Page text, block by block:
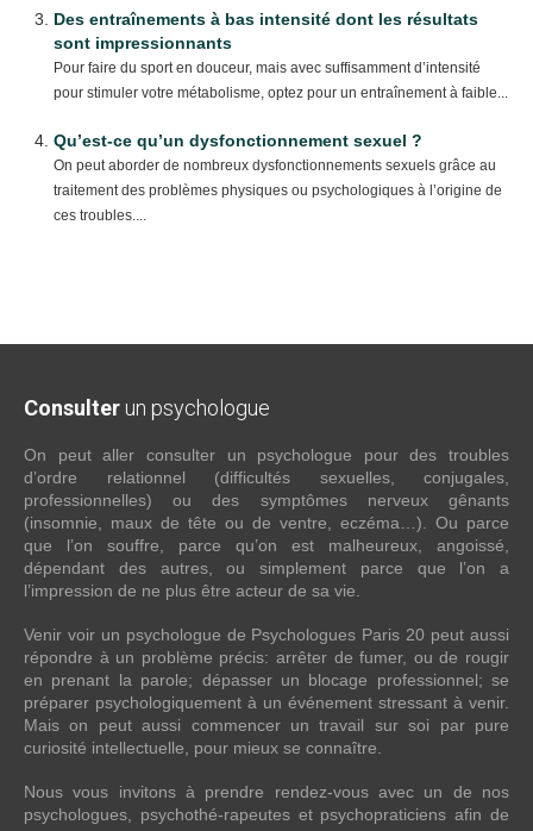
Des entraînements à bas intensité dont les résultats
sont impressionnants
Pour faire du sport en douceur, mais avec suffisamment d’intensité
pour stimuler votre métabolisme, optez pour un entraînement à faible...
Qu’est-ce qu’un dysfonctionnement sexuel ?
On peut aborder de nombreux dysfonctionnements sexuels grâce au
traitement des problèmes physiques ou psychologiques à l’origine de
ces troubles....
Consulter un psychologue
On peut aller consulter un psychologue pour des troubles
d’ordre relationnel (difficultés sexuelles, conjugales,
professionnelles) ou des symptômes nerveux gênants
(insomnie, maux de tête ou de ventre, eczéma…). Ou parce
que l’on souffre, parce qu’on est malheureux, angoissé,
dépendant des autres, ou simplement parce que l’on a
l’impression de ne plus être acteur de sa vie.
Venir voir un psychologue de Psychologues Paris 20 peut aussi
répondre à un problème précis: arrêter de fumer, ou de rougir
en prenant la parole; dépasser un blocage professionnel; se
préparer psychologiquement à un événement stressant à venir.
Mais on peut aussi commencer un travail sur soi par pure
curiosité intellectuelle, pour mieux se connaître.
Nous vous invitons à prendre rendez-vous avec un de nos
psychologues, psychothé-rapeutes et psychopraticiens afin de